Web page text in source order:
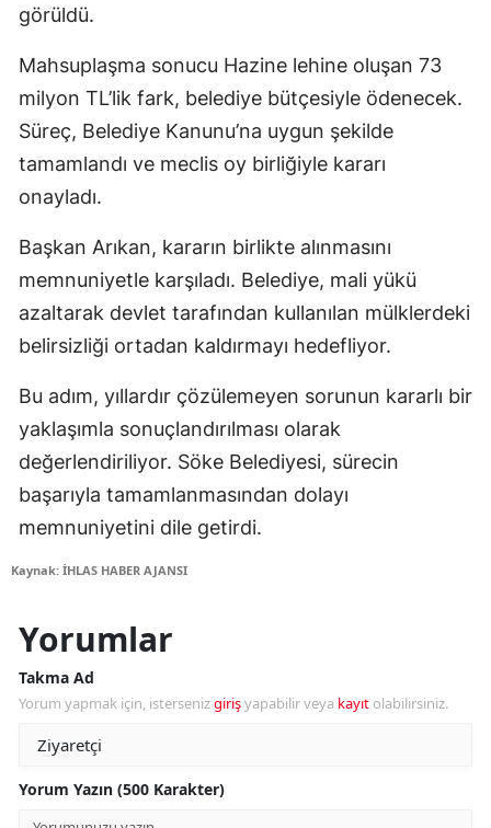
görüldü.
Mahsuplaşma sonucu Hazine lehine oluşan 73
milyon TL’lik fark, belediye bütçesiyle ödenecek.
Süreç, Belediye Kanunu’na uygun şekilde
tamamlandı ve meclis oy birliğiyle kararı
onayladı.
Başkan Arıkan, kararın birlikte alınmasını
memnuniyetle karşıladı. Belediye, mali yükü
azaltarak devlet tarafından kullanılan mülklerdeki
belirsizliği ortadan kaldırmayı hedefliyor.
Bu adım, yıllardır çözülemeyen sorunun kararlı bir
yaklaşımla sonuçlandırılması olarak
değerlendiriliyor. Söke Belediyesi, sürecin
başarıyla tamamlanmasından dolayı
memnuniyetini dile getirdi.
Kaynak: İHLAS HABER AJANSI
Yorumlar
Takma Ad
Yorum yapmak için, istersenizgirişyapabilir veya kayıt olabilirsiniz.
Yorum Yazın (500 Karakter)